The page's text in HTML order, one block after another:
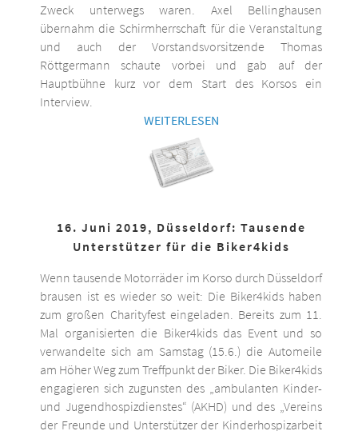
Zweck unterwegs waren. Axel Bellinghausen
übernahm die Schirmherrschaft für die Veranstaltung
und auch der Vorstandsvorsitzende Thomas
Röttgermann schaute vorbei und gab auf der
Hauptbühne kurz vor dem Start des Korsos ein
Interview.
WEITERLESEN
16. Juni 2019, Düsseldorf: Tausende
Unterstützer für die Biker4kids
Wenn tausende Motorräder im Korso durch Düsseldorf
brausen ist es wieder so weit: Die Biker4kids haben
zum großen Charityfest eingeladen. Bereits zum 11.
Mal organisierten die Biker4kids das Event und so
verwandelte sich am Samstag (15.6.) die Automeile
am Höher Weg zum Treffpunkt der Biker. Die Biker4kids
engagieren sich zugunsten des „ambulanten Kinder-
und Jugendhospizdienstes“ (AKHD) und des „Vereins
der Freunde und Unterstützer der Kinderhospizarbeit